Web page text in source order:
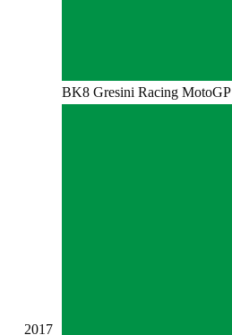
BK8 Gresini Racing MotoGP
2017